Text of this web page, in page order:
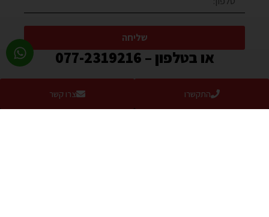
שליחה
או בטלפון – 077-2319216
התקשרו צרו קשר